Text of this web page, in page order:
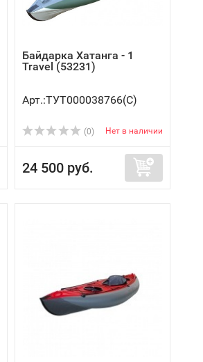
Байдарка Хатанга - 1
Travel (53231)
Арт.:ТУТ000038766(C)
(0) Нет в наличии
24 500 руб.